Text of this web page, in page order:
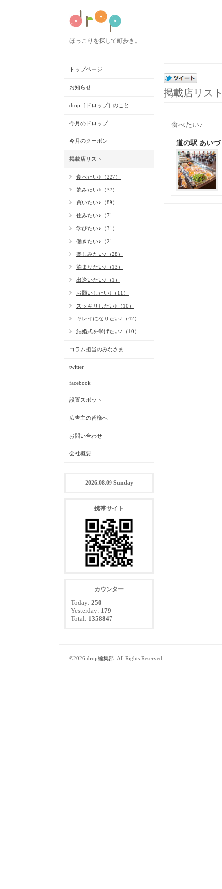
ほっこりを探して町歩き。
掲載店リス
食べたい♪
道の駅 あい
トップページ
お知らせ
drop［ドロップ］のこと
今月のドロップ
今月のクーポン
掲載店リスト
食べたい♪（227）
飲みたい♪（32）
買いたい♪（89）
住みたい♪（7）
学びたい♪（31）
働きたい♪（2）
楽しみたい♪（28）
泊まりたい♪（13）
出逢いたい♪（1）
お願いしたい♪（11）
スッキリしたい♪（10）
キレイになりたい♪（42）
結婚式を挙げたい♪（10）
コラム担当のみなさま
twitter
facebook
設置スポット
広告主の皆様へ
お問い合わせ
会社概要
2026.08.09 Sunday
携帯サイト
カウンター
Today: 250
Yesterday: 179
Total: 1358847
©2026 drop編集部 . All Rights Reserved.